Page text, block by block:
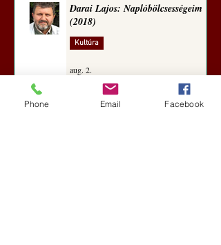
Darai Lajos: Naplóbölcsességeim
(2018)
Kultúra
aug. 2.
Phone Email Facebook